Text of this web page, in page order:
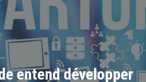
entend développer